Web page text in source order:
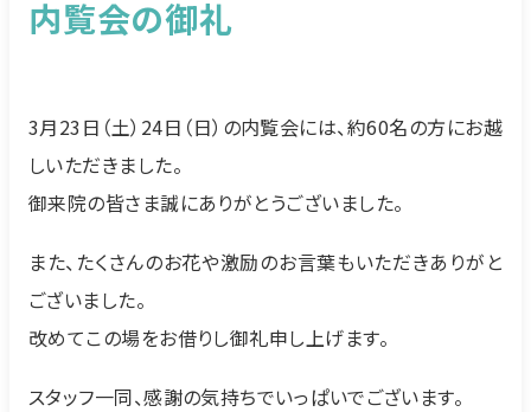
内覧会の御礼
3月23日（土）24日（日）の内覧会には、約60名の方にお越
しいただきました。
御来院の皆さま誠にありがとうございました。
また、たくさんのお花や激励のお言葉もいただきありがと
ございました。
改めてこの場をお借りし御礼申し上げます。
スタッフ一同、感謝の気持ちでいっぱいでございます。